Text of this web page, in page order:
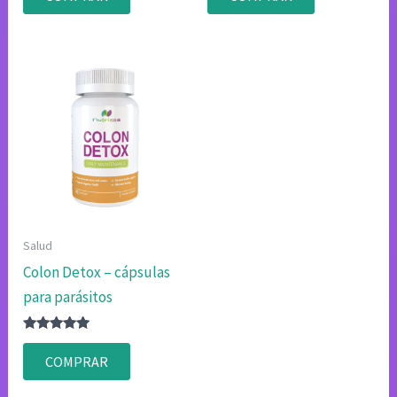
de 5
de 5
Salud
Colon Detox – cápsulas
para parásitos
Valorado
4.75
de 5
COMPRAR